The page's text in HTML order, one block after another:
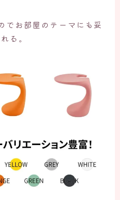
でお部屋のテーマにも妥
る。